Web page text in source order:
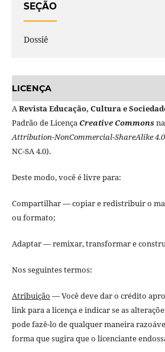
SEÇÃO
Dossiê
LICENÇA
ARevista Educação, Cultura e
Padrão de LicençaCreative Commons
Attribution-NonCommercial-ShareAlike
NC-SA 4.0).
Deste modo, você é livre para:
Compartilhar — copiar e redistribuir o
ou formato;
Adaptar — remixar, transformar e
Nos seguintes termos:
Atribuição — Você deve dar o crédito
link para a licença e indicar se as
pode fazê-lo de qualquer maneira
forma que sugira que o licenciante